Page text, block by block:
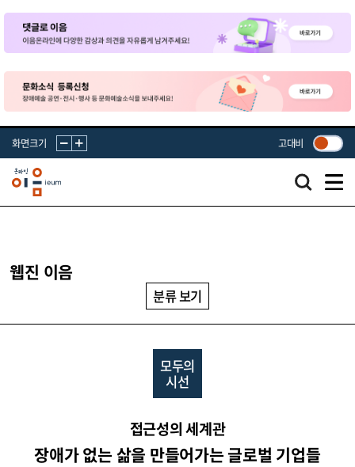
화면크기 고대비
웹진 이음
분류 보기
모두의
시선
접근성의 세계관
장애가 없는 삶을 만들어가는 글로벌 기업들